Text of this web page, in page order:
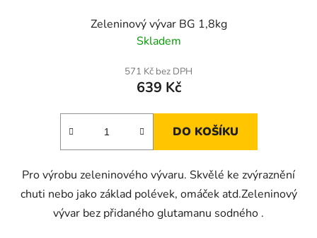
Zeleninový vývar BG 1,8kg
Skladem
571 Kč bez DPH
639 Kč
DO KOŠÍKU
Pro výrobu zeleninového vývaru. Skvělé ke zvýraznění
chuti nebo jako základ polévek, omáček atd.Zeleninový
vývar bez přidaného glutamanu sodného .